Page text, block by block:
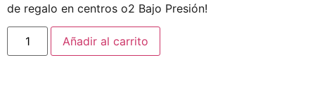
de regalo en centros o2 Bajo Presión!
Añadir al carrito